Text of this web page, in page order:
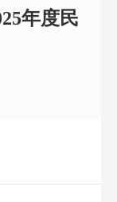
年度民